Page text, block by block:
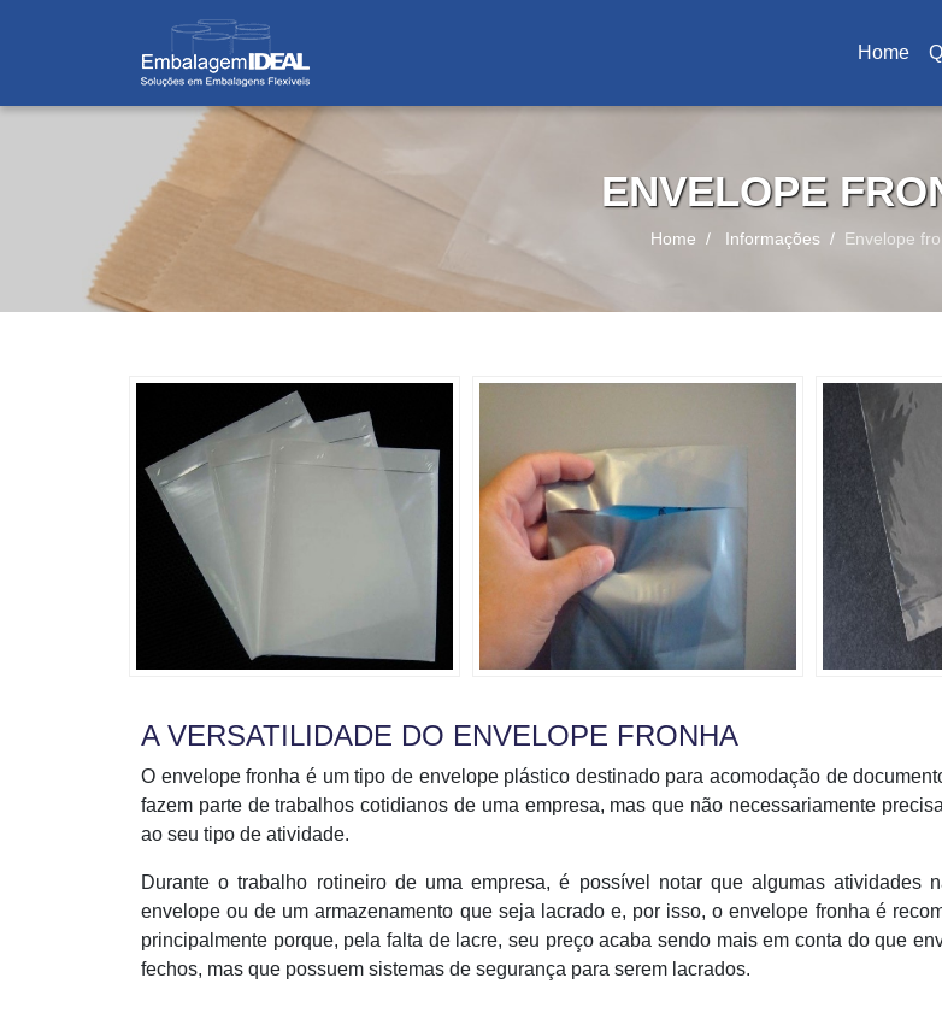
Home
(current)
ENVELOPE
Home Informações Envelope
A VERSATILIDADE DO ENVELOPE FRONHA
O envelope fronha é um tipo de envelope plástico destinado para acomodação de
fazem parte de trabalhos cotidianos de uma empresa, mas que não necessariamente
ao seu tipo de atividade.
Durante o trabalho rotineiro de uma empresa, é possível notar que algumas atividades
envelope ou de um armazenamento que seja lacrado e, por isso, o envelope fronha é
principalmente porque, pela falta de lacre, seu preço acaba sendo mais em conta do que
fechos, mas que possuem sistemas de segurança para serem lacrados.